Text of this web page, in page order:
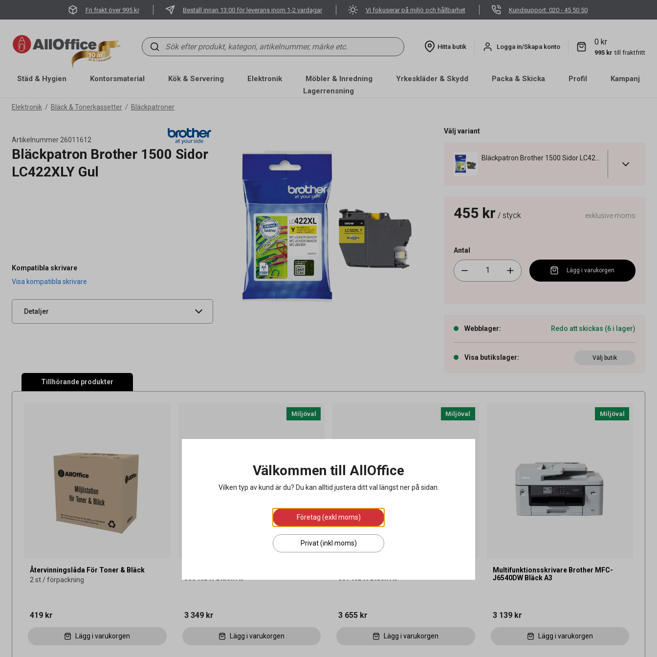
Fri frakt över 995 kr Beställ innan 13:00 för leverans inom 1-2 vardagar Vi fokuserar på miljö och hållbarhet Kundsupport: 020 - 45 50 50
Hitta butik Logga in/Skapa konto
0 kr
995 kr till fraktfritt
Städ & Hygien Kontorsmaterial Kök & Servering Elektronik Möbler & Inredning Yrkeskläder & Skydd Packa & Skicka Profil
Kampanj
Lagerrensning
Elektronik Bläck & Tonerkassetter Bläckpatroner
Artikelnummer 26011612
Bläckpatron Brother 1500 Sidor
LC422XLY Gul
Kompatibla skrivare
Visa kompatibla skrivare
Detaljer
Leverantörens
UNSPSC 44103105
Välj variant
455 kr / styck exklusive moms
Antal
Lägg i varukorgen
Webblager: Redo att skickas (6 i lager)
Visa butikslager: Välj butik
Tillhörande produkter
Återvinningslåda För Toner & Bläck
2 st / förpackning
419 kr
Lägg i varukorgen
Miljöval
3 349 kr
Lägg i varukorgen
Miljöval
3 655 kr
Lägg i varukorgen
Miljöval
Multifunktionsskrivare Brother MFC-
J6540DW Bläck A3
3 139 kr
Lägg i varukorgen
Välkommen till AllOffice
Vilken typ av kund är du? Du kan alltid justera ditt val längst ner på sidan.
Företag (exkl moms)
Privat (inkl moms)